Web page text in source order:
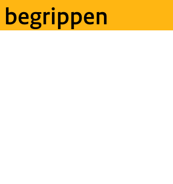
begrippen